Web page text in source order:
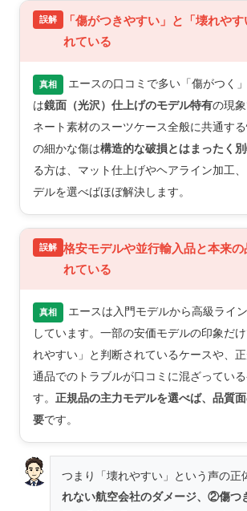
「傷がつきやすい」と「壊れや
れている
真相
エースの口コミで多い「傷がつく
は鏡面（光沢）仕上げのモデル特有の現
ネート素材のスーツケース全般に共通す
の細かな傷は構造的な破損とはまったく
る方は、マット仕上げやヘアライン加工
デルを選べばほぼ解決します。
格安モデルや並行輸入品と本来の
れている
真相
エースは入門モデルから高級ライ
しています。一部の安価モデルの印象だ
れやすい」と判断されているケースや、
通品でのトラブルが口コミに混ざってい
す。 正規品の主力モデルを選べば、品質
要です。
つまり「壊れやすい」という声の正
れない航空会社のダメージ、②傷つ